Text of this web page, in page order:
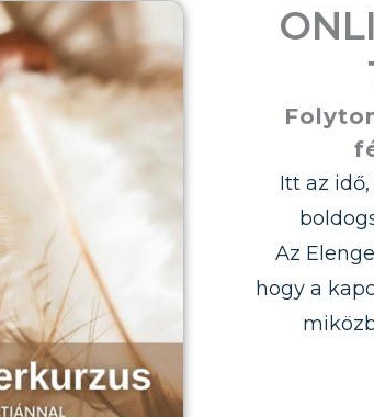
Itt az
Az
hogy a